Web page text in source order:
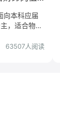
向本科应届
，适合物
文章从岗位
择等角度深
63507人阅读